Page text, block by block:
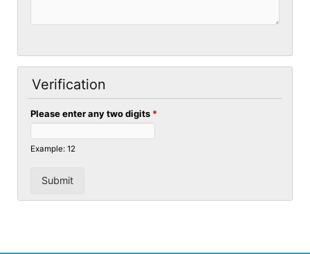
Verification
Please enter any two digits *
Example: 12